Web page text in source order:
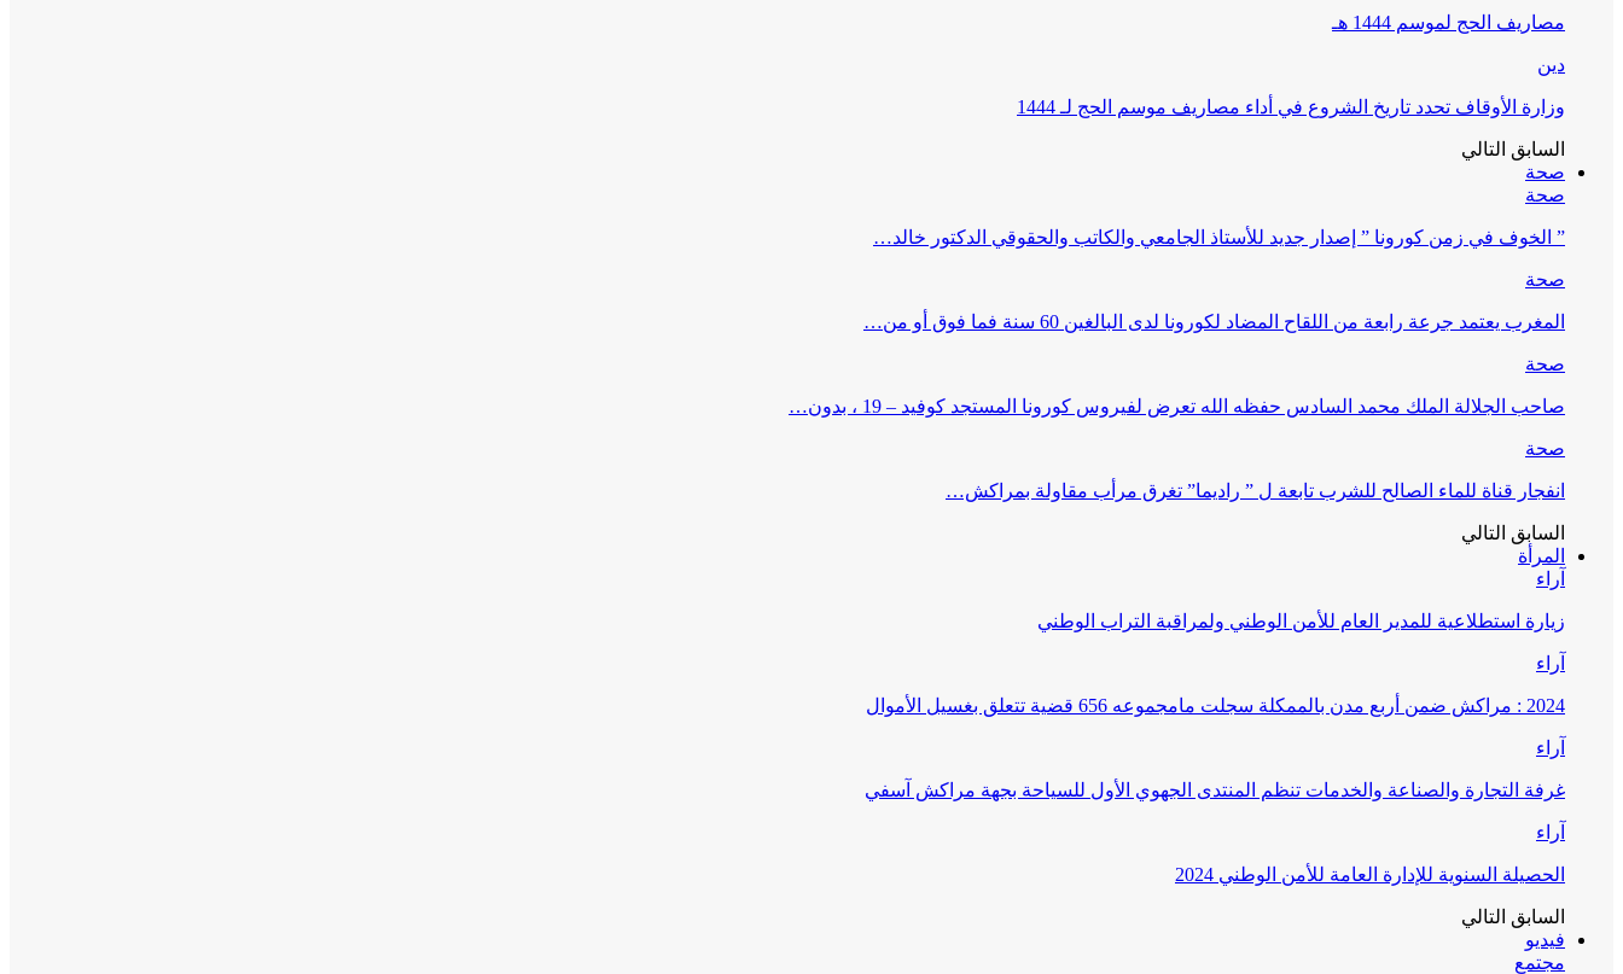
مصاريف الحج لموسم 1444 هـ
دين
وزارة الأوقاف تحدد تاريخ الشروع في أداء مصاريف موسم الحج لـ 1444
السابق التالي
صحة
صحة
” الخوف في زمن كورونا ” إصدار جديد للأستاذ الجامعي والكاتب والحقوقي الدكتور خالد…
صحة
المغرب يعتمد جرعة رابعة من اللقاح المضاد لكورونا لدى البالغين 60 سنة فما فوق أو من…
صحة
صاحب الجلالة الملك محمد السادس حفظه الله تعرض لفيروس كورونا المستجد كوفيد – 19 ، بدون…
صحة
انفجار قناة للماء الصالح للشرب تابعة ل ” راديما” تغرق مرأب مقاولة بمراكش…
السابق التالي
المرأة
آراء
زيارة استطلاعية للمدير العام للأمن الوطني ولمراقبة التراب الوطني
آراء
2024 : مراكش ضمن أربع مدن بالممكلة سجلت مامجموعه 656 قضية تتعلق بغسيل الأموال
آراء
غرفة التجارة والصناعة والخدمات تنظم المنتدى الجهوي الأول للسياحة بجهة مراكش آسفي
آراء
الحصيلة السنوية للإدارة العامة للأمن الوطني 2024
السابق التالي
فيديو
مجتمع